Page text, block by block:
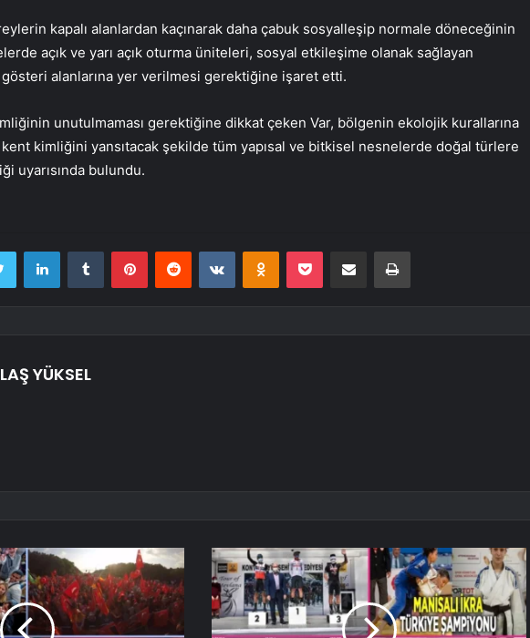
kapalı alanlardan kaçınarak daha çabuk sosyalleşip normale döneceğinin
açık ve yarı açık oturma üniteleri, sosyal etkileşime olanak sağlayan
alanlarına yer verilmesi gerektiğine işaret etti.
unutulmaması gerektiğine dikkat çeken Var, bölgenin ekolojik kurallarına
kimliğini yansıtacak şekilde tüm yapısal ve bitkisel nesnelerde doğal türlere
uyarısında bulundu.
Twitter LinkedInTumblr PinterestReddit VKontakteOdnoklassniki
Pocket E-Posta ile paylaş Yazdır
YÜKSEL